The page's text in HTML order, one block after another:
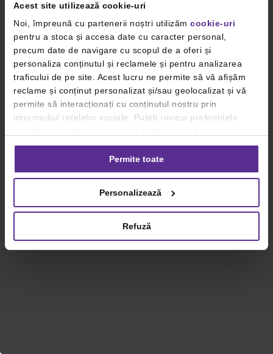
Acest site utilizează cookie-uri
Noi, împreună cu partenerii noștri utilizăm cookie-uri
pentru a stoca și accesa date cu caracter personal,
precum date de navigare cu scopul de a oferi și
personaliza conținutul și reclamele și pentru analizarea
traficului de pe site. Acest lucru ne permite să vă afișăm
reclame și conținut personalizat și/sau geolocalizat și vă
permite să interacționați cu conținutul nostru prin
intermediul rețelelor sociale. Puteți revizui preferințele
consimțământul oricând, făcând click pe linkul către
setările dvs. de cookie-uri.
privind utilizarea modulelor cookie.Detalii
Permite toate
Personalizează
Refuză